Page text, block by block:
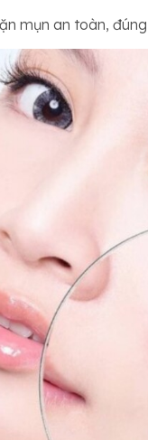
mụn an toàn,